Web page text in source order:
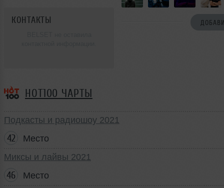
КОНТАКТЫ
HOT100 ЧАРТЫ
Подкасты и радиошоу 2021
42
Место
Миксы и лайвы 2021
46
Место